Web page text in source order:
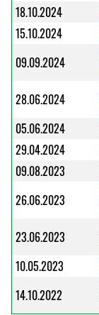
18.10.2024
15.10.2024
09.09.2024
28.06.2024
05.06.2024
29.04.2024
09.08.2023
26.06.2023
23.06.2023
10.05.2023
14.10.2022